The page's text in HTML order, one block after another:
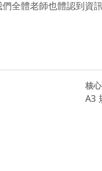
全體老師也體認到資
核
A3